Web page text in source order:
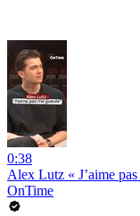
0:38
Alex Lutz « J’aime
OnTime